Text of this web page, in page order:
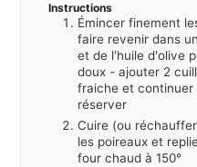
Instructions
Émincer finement
faire revenir dans
et de l'huile d'olive
doux - ajouter 2
fraiche et continuer
réserver
Cuire (ou
les poireaux et
four chaud à 150°